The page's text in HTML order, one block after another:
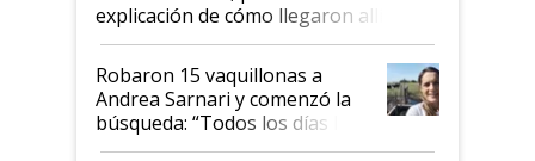
explicación de cómo llegaron allí
Robaron 15 vaquillonas a
Andrea Sarnari y comenzó la
búsqueda: “Todos los días le
toca a algún productor”